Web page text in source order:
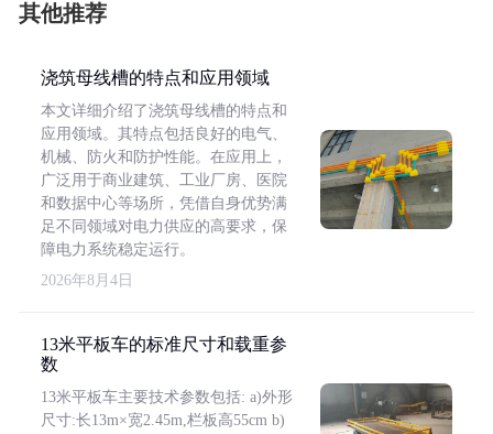
其他推荐
浇筑母线槽的特点和应用领域
本文详细介绍了浇筑母线槽的特点和
应用领域。其特点包括良好的电气、
机械、防火和防护性能。在应用上，
广泛用于商业建筑、工业厂房、医院
和数据中心等场所，凭借自身优势满
足不同领域对电力供应的高要求，保
障电力系统稳定运行。
2026年8月4日
13米平板车的标准尺寸和载重参
数
13米平板车主要技术参数包括: a)外形
尺寸:长13m×宽2.45m,栏板高55cm b)